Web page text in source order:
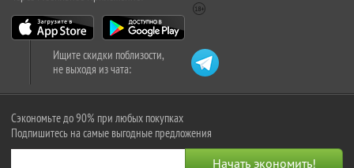
Ищите скидки поблизости,
не выходя из чата:
Сэкономьте до 90% при любых покупках
Подпишитесь на самые выгодные предложения